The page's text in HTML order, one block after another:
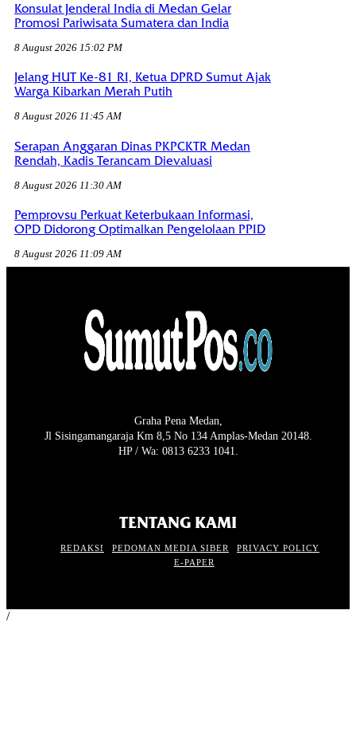
Konsulat Jenderal India di Medan Gelar
Promosi Pariwisata Sumatera dan India
8 August 2026 15:02 PM
Jelang HUT Ke-81 RI, Ketua DPRD Sumut Ajak
Warga Kibarkan Merah Putih
8 August 2026 11:45 AM
Serapan Anggaran Dinas PKPCKTR Medan
Rendah, Kadis Terancam Dievaluasi
8 August 2026 11:30 AM
Pemprovsu Perkuat Keterbukaan Informasi,
OPD Didorong Optimalkan Pengelolaan PPID
8 August 2026 11:09 AM
Graha Pena Medan,
Jl Sisingamangaraja Km 8,5 No 134 Amplas-Medan 20148.
HP / Wa: 0813 6233 1041.
TENTANG KAMI
REDAKSI PEDOMAN MEDIA SIBER
PRIVACY POLICY
E-PAPER
/